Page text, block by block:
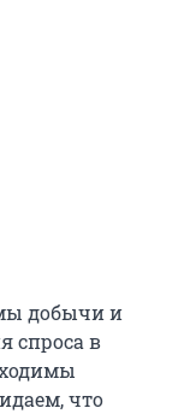
добычи и
спроса в
что